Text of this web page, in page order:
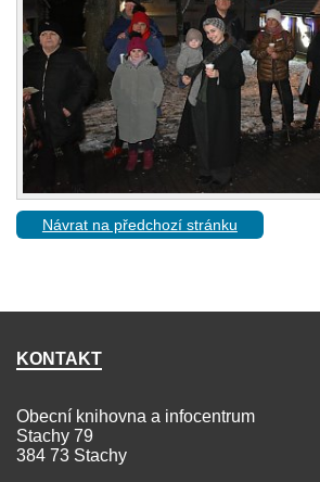
Návrat na předchozí stránku
KONTAKT
Obecní knihovna a infocentrum
Stachy 79
384 73 Stachy